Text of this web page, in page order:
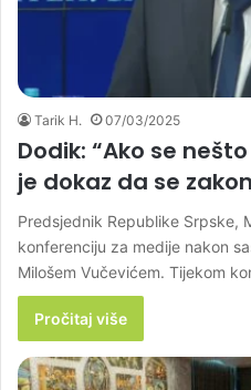
Tarik H. 07/03/2025
Dodik: “Ako se
je dokaz da se
Predsjednik Republike Srpske,
konferenciju za medije nakon
Milošem Vučevićem. Tijekom
Pročitaj više